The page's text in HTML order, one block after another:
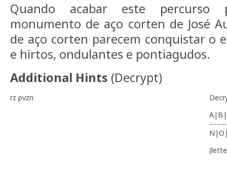
Quando acabar este percurso
monumento de aço corten de José
de aço corten parecem conquistar o
e hirtos, ondulantes e pontiagudos.
Additional Hints (Decrypt)
rz pvzn